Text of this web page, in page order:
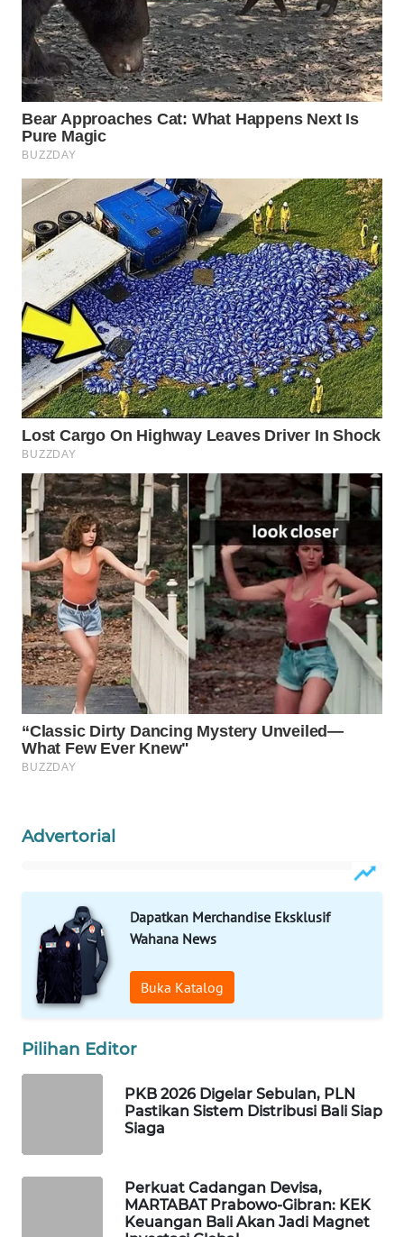
Advertorial
Dapatkan Merchandise Eksklusif
Wahana News
Buka Katalog
Pilihan Editor
PKB 2026 Digelar Sebulan, PLN
Pastikan Sistem Distribusi Bali Siap
Siaga
Perkuat Cadangan Devisa,
MARTABAT Prabowo-Gibran: KEK
Keuangan Bali Akan Jadi Magnet
BORNEO
Wahana
Media
Group
WAHANA
NEWS
WAHANA
TANI
WAHANA
ADVOKAT
WAHANA
INFRASTRUKTUR
WAHANA
KONSUMEN
WAHANA
LISTRIK
WAHANA
TRAVEL
WAHANA
TV
WAHANANEWS
ID
WAHANANEWS
CO ID
NET
SPORT
WAHANA
UMKM
WAHANA
WAHANA